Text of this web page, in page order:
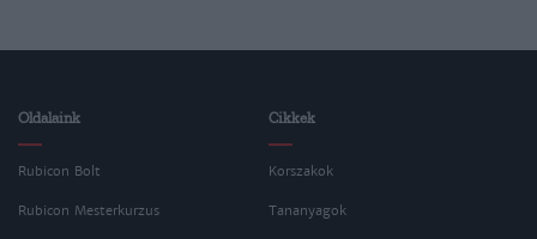
Oldalaink
Rubicon Bolt
Rubicon Mesterkurzus
Cikkek
Korszakok
Tananyagok